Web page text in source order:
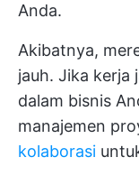
Anda.
Akibatnya,
jauh. Jika kerja
dalam bisnis
manajemen
kolaborasi